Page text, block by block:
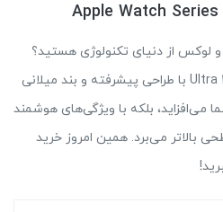
Apple Watch
و لوکس از دنیای تکنولوژی هستید؟
اپل واچ سری Ultra 3 Milanese 2025 با طراحی پیشرفته و بند میلانی
می‌افزاید، بلکه با ویژگی‌های هوشمند
بالاتر می‌برد. همین امروز خرید